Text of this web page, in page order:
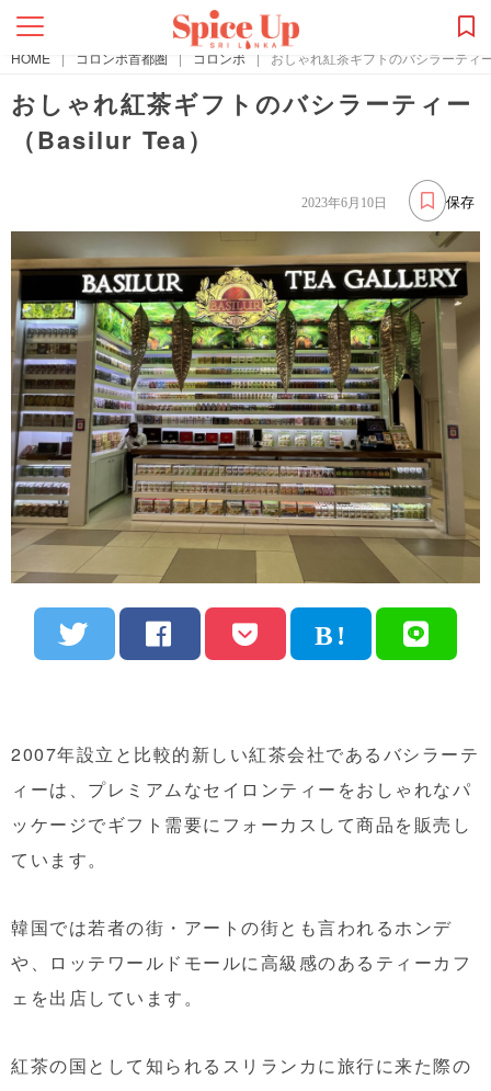
HOME | コロンボ首都圏 | コロンボ | おしゃれ紅茶ギフトのバシラーティ
おしゃれ紅茶ギフトのバシラーティー
（Basilur Tea）
保存
2023年6月10日
2007年設立と比較的新しい紅茶会社であるバシラーテ
ィーは、プレミアムなセイロンティーをおしゃれなパ
ッケージでギフト需要にフォーカスして商品を販売し
ています。
韓国では若者の街・アートの街とも言われるホンデ
や、ロッテワールドモールに高級感のあるティーカフ
ェを出店しています。
紅茶の国として知られるスリランカに旅行に来た際の